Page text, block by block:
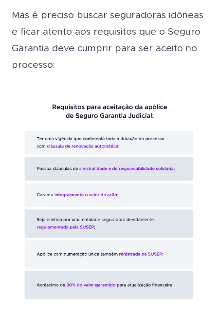
Mas é preciso buscar seguradoras idôneas
e ficar atento aos requisitos que o Seguro
Garantia deve cumprir para ser aceito no
processo: